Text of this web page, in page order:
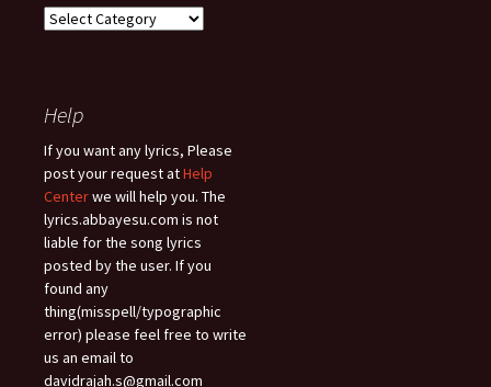
Song
Help
If you want any lyrics, Please
post your request atHelp
Centerwe will help you. The
lyrics.abbayesu.com is not
liable for the song lyrics
posted by the user. If you
found any
thing(misspell/typographic
error) please feel free to write
us an email to
davidrajah.s@gmail.com